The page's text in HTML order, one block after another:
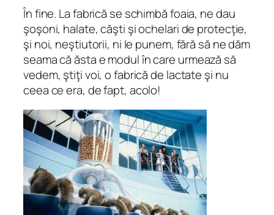
În fine. La fabrică se schimbă foaia, ne dau
şoşoni, halate, căşti şi ochelari de protecţie,
şi noi, neştiutorii, ni le punem, fără să ne dăm
seama că ăsta e modul în care urmează să
vedem, ştiţi voi, o fabrică de lactate şi nu
ceea ce era, de fapt, acolo!